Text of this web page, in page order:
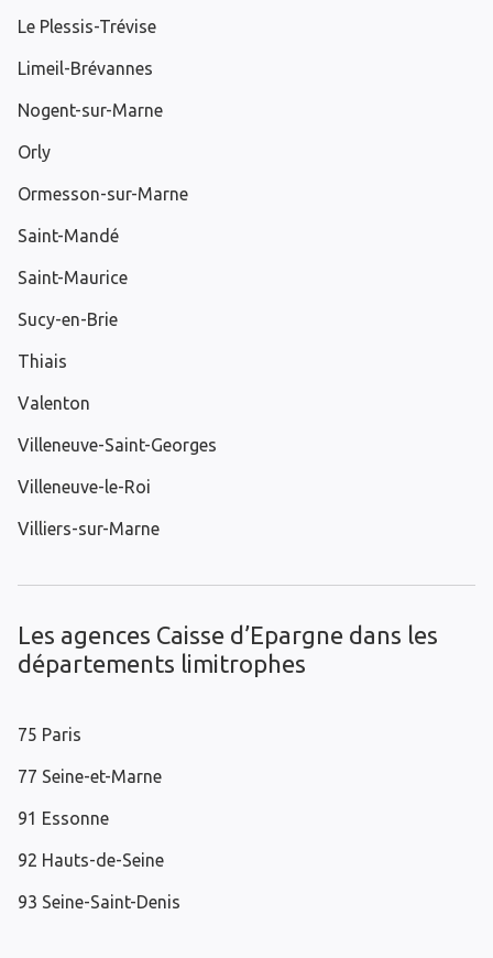
Le Plessis-Trévise
Limeil-Brévannes
Nogent-sur-Marne
Orly
Ormesson-sur-Marne
Saint-Mandé
Saint-Maurice
Sucy-en-Brie
Thiais
Valenton
Villeneuve-Saint-Georges
Villeneuve-le-Roi
Villiers-sur-Marne
Les agences Caisse d’Epargne dans les
départements limitrophes
75 Paris
77 Seine-et-Marne
91 Essonne
92 Hauts-de-Seine
93 Seine-Saint-Denis